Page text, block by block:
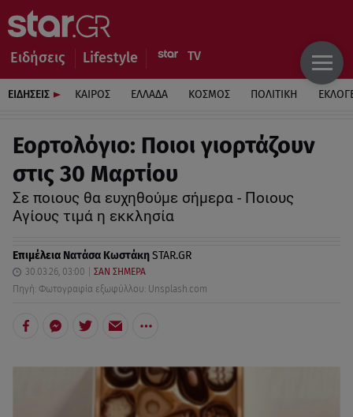
Ειδήσεις Lifestyle
ΕΙΔΗΣΕΙΣ ΚΑΙΡΟΣ ΕΛΛΑΔΑ ΚΟΣΜΟΣ ΠΟΛΙΤΙΚΗ
Εορτολόγιο: Ποιοι γιορτάζουν
στις 30 Μαρτίου
Σε ποιους θα ευχηθούμε σήμερα - Ποιους
Αγίους τιμά η εκκλησία
Επιμέλεια Νατάσα ΚωστάκηSTAR.GR
30.03.26, 03:00
ΣΑΝ ΣΗΜΕΡΑ
Πηγή: Φωτογραφία εξωφύλλου: Unsplash.com